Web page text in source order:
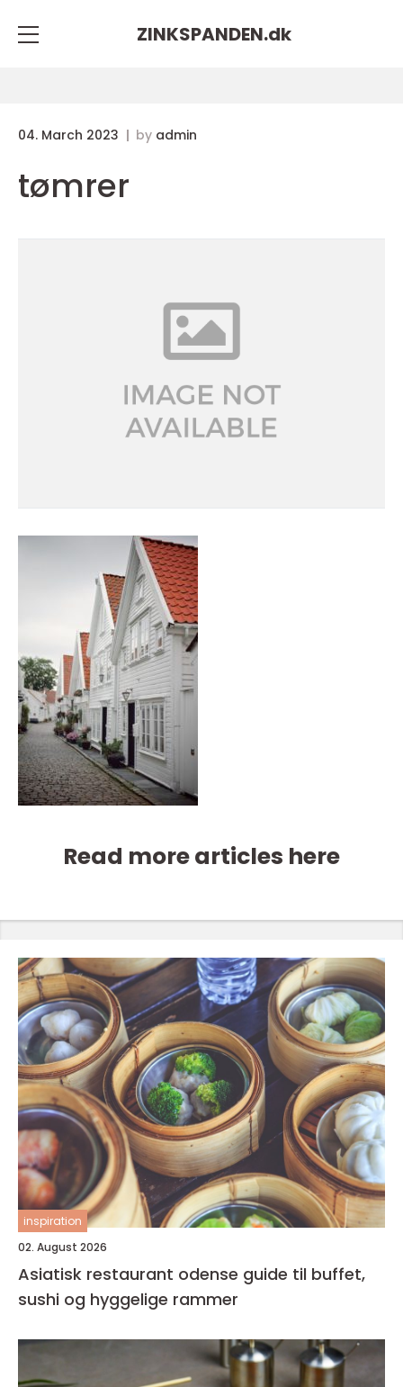
ZINKSPANDEN.dk
04. March 2023 by admin
tømrer
Read more articles here
inspiration
02. August 2026
Asiatisk restaurant odense guide til buffet,
sushi og hyggelige rammer